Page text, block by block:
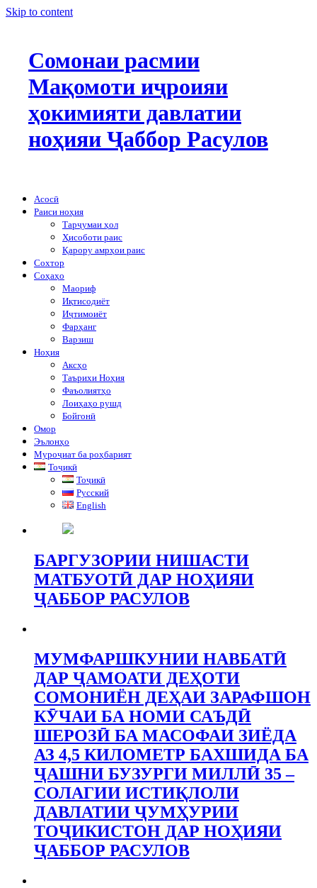
Skip to content
Сомонаи расмии
Мақомоти иҷроияи
ҳокимияти давлатии
ноҳияи Ҷаббор Расулов
Асосӣ
Раиси ноҳия
Тарҷумаи ҳол
Ҳисоботи раис
Қарору амрҳои раис
Сохтор
Соҳаҳо
Маориф
Иқтисодиёт
Иҷтимоиёт
Фарҳанг
Варзиш
Ноҳия
Аксҳо
Таърихи Ноҳия
Фаъолиятҳо
Лоиҳаҳо рушд
Бойгонӣ
Омор
Эълонҳо
Муроҷиат ба роҳбарият
Тоҷикӣ
Тоҷикӣ
Русский
English
БАРГУЗОРИИ НИШАСТИ
МАТБУОТӢ ДАР НОҲИЯИ
ҶАББОР РАСУЛОВ
МУМФАРШКУНИИ НАВБАТӢ
ДАР ҶАМОАТИ ДЕҲОТИ
СОМОНИЁН ДЕҲАИ ЗАРАФШОН
КӮЧАИ БА НОМИ САЪДӢ
ШЕРОЗӢ БА МАСОФАИ ЗИЁДА
АЗ 4,5 КИЛОМЕТР БАХШИДА БА
ҶАШНИ БУЗУРГИ МИЛЛӢ 35 –
СОЛАГИИ ИСТИҚЛОЛИ
ДАВЛАТИИ ҶУМҲУРИИ
ТОҶИКИСТОН ДАР НОҲИЯИ
ҶАББОР РАСУЛОВ